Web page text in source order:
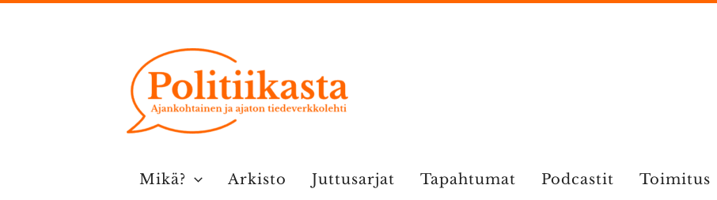
Mikä? Arkisto Juttusarjat Tapahtumat Podcastit Toimitus